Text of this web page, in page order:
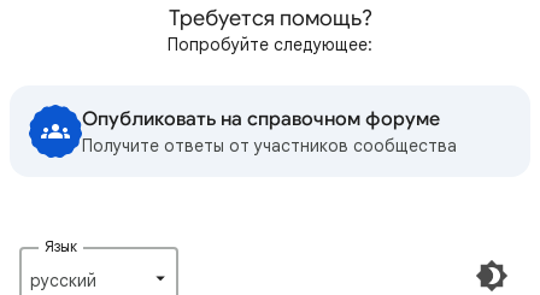
Требуется помощь?
Попробуйте следующее:
Опубликовать на справочном форуме
Получите ответы от участников сообщества
Язык
русский‎